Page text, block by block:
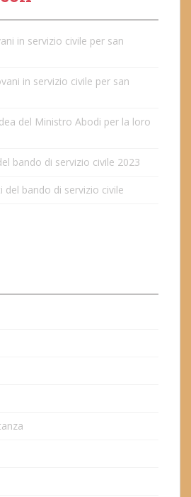
in servizio civile per san
in servizio civile per san
del Ministro Abodi per la loro
bando di servizio civile 2023
del bando di servizio civile